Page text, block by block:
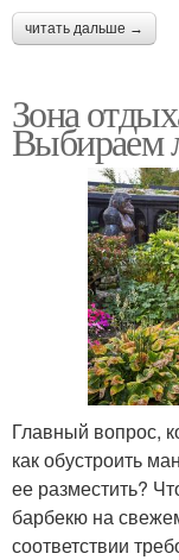
читать дальше →
Зона
Выбираем
Главный вопрос,
как обустроить
ее разместить?
барбекю на
соответствии